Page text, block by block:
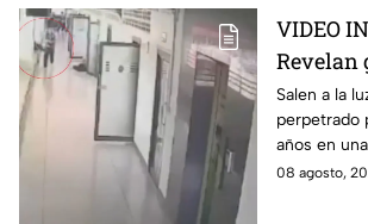
VIDEO
Revelan
del
dejó
Salen a la
perpetrado
años en
Kruai,
08 agosto,